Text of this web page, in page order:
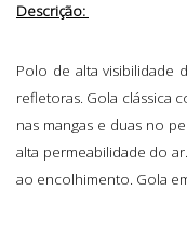
Descrição:
Polo de alta visibilidade
refletoras. Gola clássica
nas mangas e duas no
alta permeabilidade do
ao encolhimento. Gola